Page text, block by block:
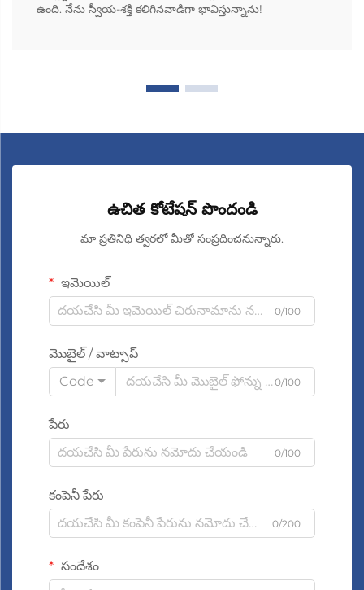
ఉంది. నేను స్వీయ-శక్తి కలిగినవాడిగా భావిస్తున్నాను!
ఉచిత కోటేషన్ పొందండి
మా ప్రతినిధి త్వరలో మీతో సంప్రదించనున్నారు.
ఇమెయిల్
0/100
మొబైల్ / వాట్సాప్
Code
0/100
పేరు
0/100
కంపెనీ పేరు
0/200
సందేశం